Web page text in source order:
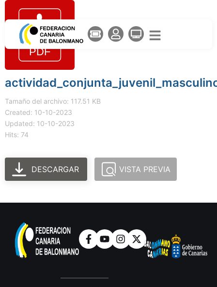
Tamaño del archivo: 117.51 KB
Created: 10-10-2023
Updated: 10-10-2023
Hits: 74
DESCARGAR VISTA PREVIA